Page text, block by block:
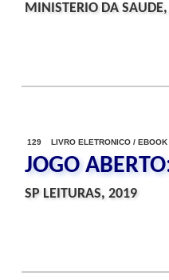
MINISTERIO DA
129 LIVRO ELETRONICO / EBOOK
JOGO
SP LEITURAS, 2019